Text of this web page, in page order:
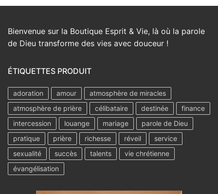
Bienvenue sur la Boutique Esprit & Vie, là où la parole
de Dieu transforme des vies avec douceur !
ÉTIQUETTES PRODUIT
adoration amour
atmosphère de miracles
atmosphère de prière
célibataire destinée
finance
intercession
louange mariage
parole de Dieu
pratique
prière richesse réveil
service
sexualité
succès talents
vie chrétienne
évangélisation